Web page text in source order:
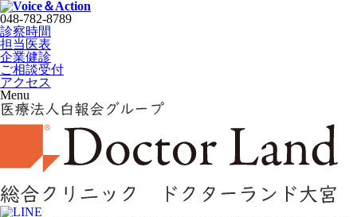
048-782-8789
診察時間
担当医表
企業健診
ご相談受付
アクセス
Menu